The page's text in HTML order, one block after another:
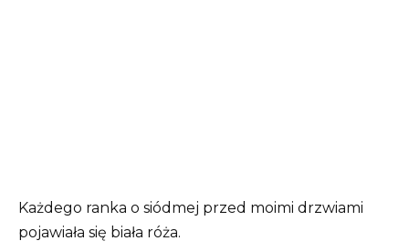
Każdego ranka o siódmej przed moimi drzwiami
pojawiała się biała róża.